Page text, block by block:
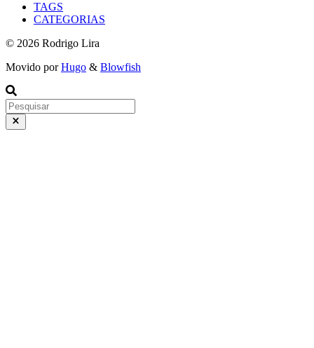
TAGS
CATEGORIAS
© 2026 Rodrigo Lira
Movido porHugo & Blowfish